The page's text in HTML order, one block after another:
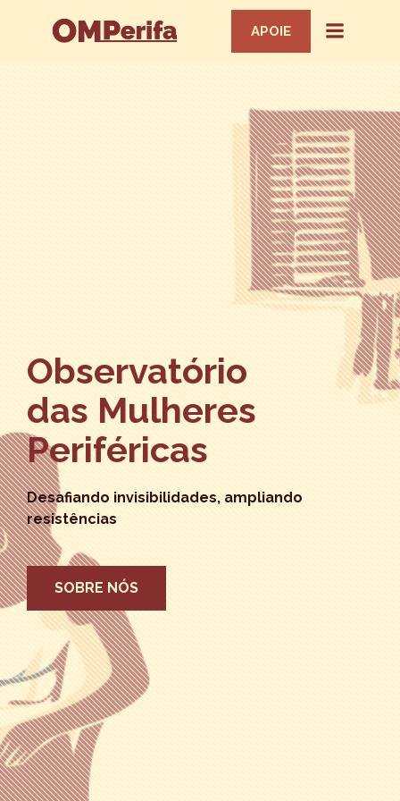
APOIE
Observatório
das Mulheres
Periféricas
Desafiando invisibilidades, ampliando
resistências
SOBRE NÓS